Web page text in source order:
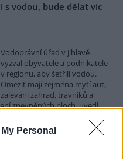
Personal
s vodou, bude dělat víc
Vodoprávní úřad v Jihlavě
vyzval obyvatele a podnikatele
v regionu, aby šetřili vodou.
Omezit mají zejména mytí aut,
zalévání zahrad, trávníků a
zpevněných ploch, uvedl
šetření vodou platí pro
obec s rozšířenou